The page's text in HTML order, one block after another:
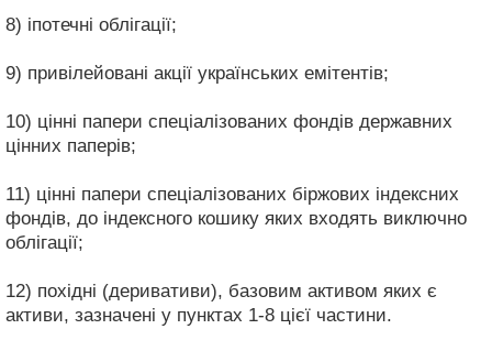
8) іпотечні облігації;
9) привілейовані акції українських емітентів;
10) цінні папери спеціалізованих фондів державних
цінних паперів;
11) цінні папери спеціалізованих біржових індексних
фондів, до індексного кошику яких входять виключно
облігації;
12) похідні (деривативи), базовим активом яких є
активи, зазначені у пунктах 1-8 цієї частини.